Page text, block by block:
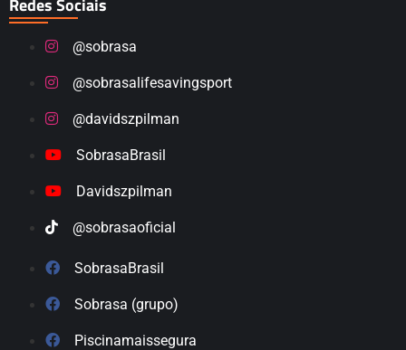
Redes Sociais
@sobrasa
@sobrasalifesavingsport
@davidszpilman
SobrasaBrasil
Davidszpilman
@sobrasaoficial
SobrasaBrasil
Sobrasa (grupo)
Piscinamaissegura